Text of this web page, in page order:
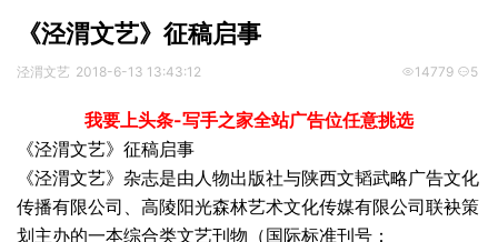
《泾渭文艺》征稿启事
泾渭文艺 2018-6-13 13:43:12 14779 5
我要上头条-写手之家全站广告位任意挑选
《泾渭文艺》征稿启事
《泾渭文艺》 杂志是由人物出版社与陕西文韬武略广告文化
传播有限公司、高陵阳光森林艺术文化传媒有限公司联袂策
划主办的一本综合类文艺刊物（国际标准刊号：